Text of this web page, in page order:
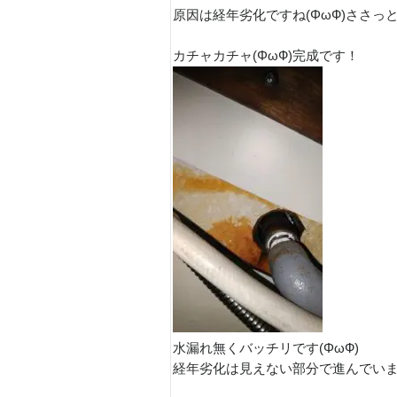
原因は経年劣化ですね(ΦωФ)ささっと
カチャカチャ(ΦωФ)完成です！
水漏れ無くバッチリです(ΦωФ)
経年劣化は見えない部分で進んでいま